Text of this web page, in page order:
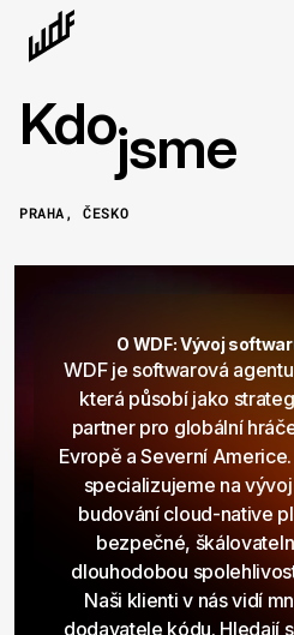
Kdojsme
PRAHA, ČESKO
O WDF: Vývoj
WDF je softwarová
která působí jako
partner pro globální
Evropě a Severní
specializujeme na
budování cloud-native
bezpečné,
dlouhodobou
Naši klienti v nás vidí
dodavatele kódu. Hledají